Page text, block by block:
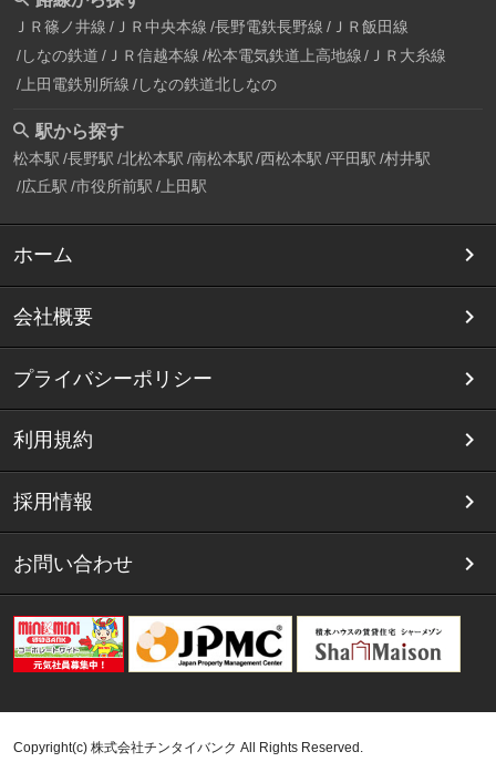
ＪＲ篠ノ井線 ＪＲ中央本線 長野電鉄長野線 ＪＲ飯田線
しなの鉄道 ＪＲ信越本線 松本電気鉄道上高地線
ＪＲ大糸線
上田電鉄別所線 しなの鉄道北しなの
駅から探す
松本駅 長野駅 北松本駅 南松本駅 西松本駅 平田駅 村井駅
広丘駅 市役所前駅 上田駅
ホーム
会社概要
プライバシーポリシー
利用規約
採用情報
お問い合わせ
Copyright(c) 株式会社チンタイバンク All Rights Reserved.